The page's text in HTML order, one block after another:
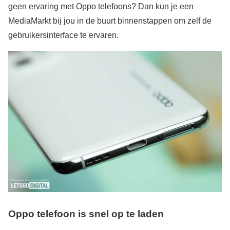
geen ervaring met Oppo telefoons? Dan kun je een
MediaMarkt bij jou in de buurt binnenstappen om zelf de
gebruikersinterface te ervaren.
Oppo telefoon is snel op te laden